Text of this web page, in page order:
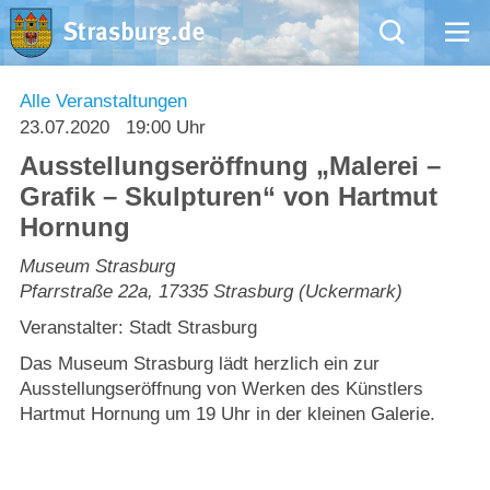
Mängelmeldung
Rathaus
Natur – Kultur – Tourismus
Wirtschaft
Alle Veranstaltungen
23.07.2020
19:00 Uhr
Ausstellungseröffnung „Malerei –
Grafik – Skulpturen“ von Hartmut
Hornung
Museum Strasburg
Pfarrstraße 22a,17335 Strasburg (Uckermark)
Veranstalter: Stadt Strasburg
Das Museum Strasburg lädt herzlich ein zur
Ausstellungseröffnung von Werken des Künstlers
Hartmut Hornung um 19 Uhr in der kleinen Galerie.